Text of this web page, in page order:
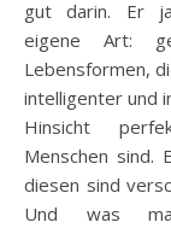
gut darin. Er
eigene Art:
Lebensformen,
intelligenter und
Hinsicht
Menschen sind.
diesen sind
Und was